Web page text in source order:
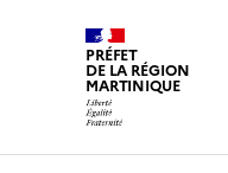
PRÉFET
DE LA RÉGION
MARTINIQUE